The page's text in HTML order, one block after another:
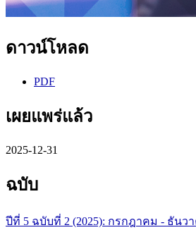
ดาวน์โหลด
PDF
เผยแพร่แล้ว
2025-12-31
ฉบับ
ปีที่ 5 ฉบับที่ 2 (2025): กรกฎาคม - ธันวา